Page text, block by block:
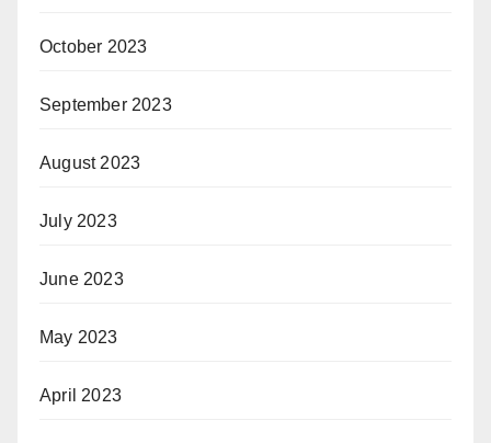
October 2023
September 2023
August 2023
July 2023
June 2023
May 2023
April 2023